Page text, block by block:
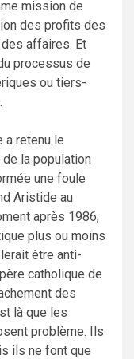
mission de
des profits des
affaires. Et
processus de
ou tiers-
a retenu le
la population
une foule
Aristide au
après 1986,
plus ou moins
être anti-
catholique de
des
là que les
problème. Ils
ils ne font que